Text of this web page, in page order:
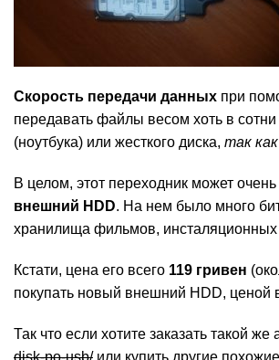
Скорость передачи данных при
передавать файлы весом хоть в
(ноутбука) или жесткого диска, так
В целом, этот переходник может
внешний HDD. На нем было много
хранилища фильмов,
Кстати, цена его всего 119 гривен
покупать новый внешний HDD, ценой
Так что если хотите заказать такой
disk-po-usb/или купить другие